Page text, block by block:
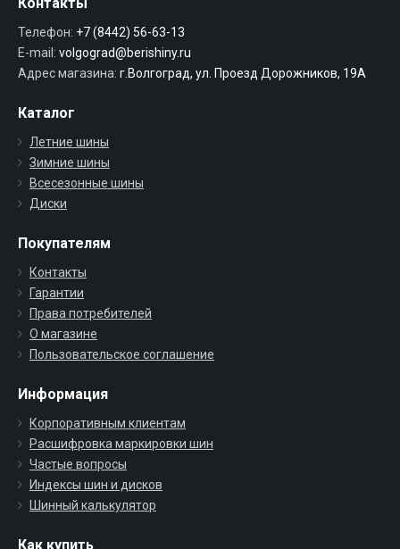
Телефон: +7 (8442) 56-63-13
E-mail: volgograd@berishiny.ru
Адрес магазина: г.Волгоград, ул. Проезд Дорожников, 19А
Каталог
Летние шины
Зимние шины
Всесезонные шины
Диски
Покупателям
Контакты
Гарантии
Права потребителей
О магазине
Пользовательское соглашение
Информация
Корпоративным клиентам
Расшифровка маркировки шин
Частые вопросы
Индексы шин и дисков
Шинный калькулятор
Как купить